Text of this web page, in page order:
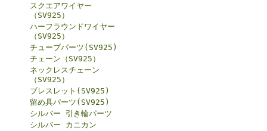
スクエアワイヤー
（SV925）
ハーフラウンドワイヤー
（SV925）
チューブパーツ(SV925)
チェーン（SV925）
ネックレスチェーン
（SV925）
ブレスレット(SV925)
留め具パーツ(SV925)
シルバー 引き輪パーツ
シルバー カニカン